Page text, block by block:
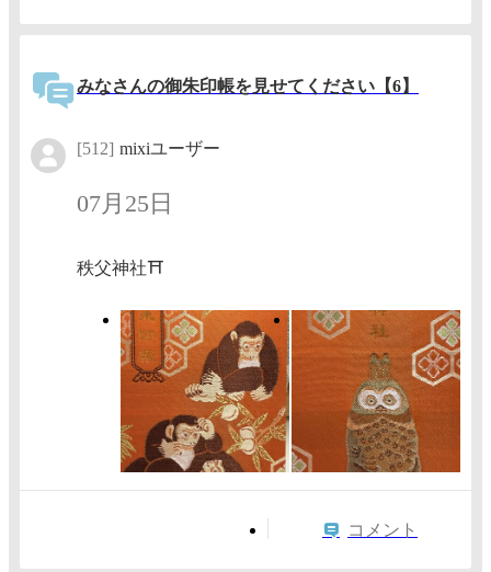
みなさんの御朱印帳を見せてください【6】
[512] mixiユーザー
07月25日
秩父神社⛩
コメント